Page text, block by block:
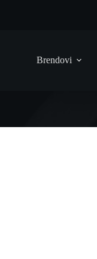
Brendovi